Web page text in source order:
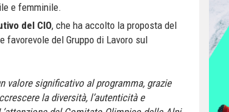
e femminile.
del CIO, che ha accolto la proposta del
favorevole del Gruppo di Lavoro sul
significativo al programma, grazie
la diversità, l’autenticità e